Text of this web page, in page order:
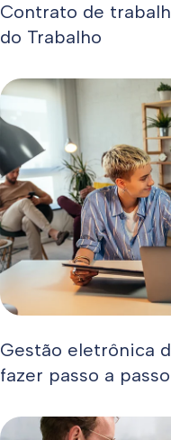
Contrato de
do Trabalho
Gestão eletrônica
fazer passo a passo